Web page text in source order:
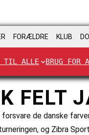
FORÆLDRE KLUB
TIL ALLE BRUG FOR
FELT
de danske
og Zibra